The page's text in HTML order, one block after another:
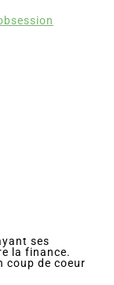
ses
la finance.
coup de coeur